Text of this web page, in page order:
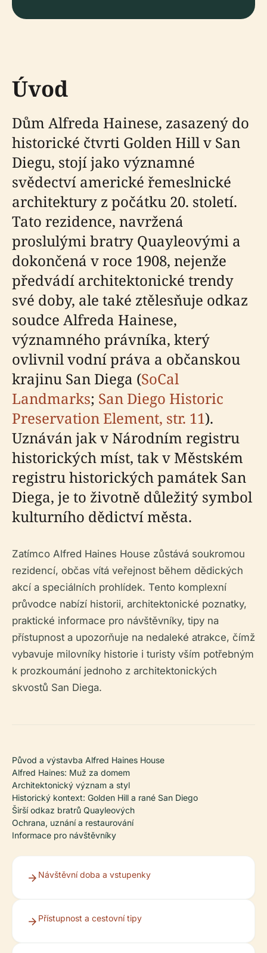
Úvod
Dům Alfreda Hainese, zasazený do
historické čtvrti Golden Hill v San
Diegu, stojí jako významné
svědectví americké řemeslnické
architektury z počátku 20. století.
Tato rezidence, navržená
proslulými bratry Quayleovými a
dokončená v roce 1908, nejenže
předvádí architektonické trendy
své doby, ale také ztělesňuje odkaz
soudce Alfreda Hainese,
významného právníka, který
ovlivnil vodní práva a občanskou
krajinu San Diega (SoCal
Landmarks; San Diego Historic
Preservation Element, str. 11).
Uznáván jak v Národním registru
historických míst, tak v Městském
registru historických památek San
Diega, je to životně důležitý symbol
kulturního dědictví města.
Zatímco Alfred Haines House zůstává soukromou
rezidencí, občas vítá veřejnost během dědických
akcí a speciálních prohlídek. Tento komplexní
průvodce nabízí historii, architektonické poznatky,
praktické informace pro návštěvníky, tipy na
přístupnost a upozorňuje na nedaleké atrakce, čímž
vybavuje milovníky historie i turisty vším potřebným
k prozkoumání jednoho z architektonických
skvostů San Diega.
Původ a výstavba Alfred Haines House
Alfred Haines: Muž za domem
Architektonický význam a styl
Historický kontext: Golden Hill a rané San Diego
Širší odkaz bratrů Quayleových
Ochrana, uznání a restaurování
Informace pro návštěvníky
Návštěvní doba a vstupenky
Přístupnost a cestovní tipy